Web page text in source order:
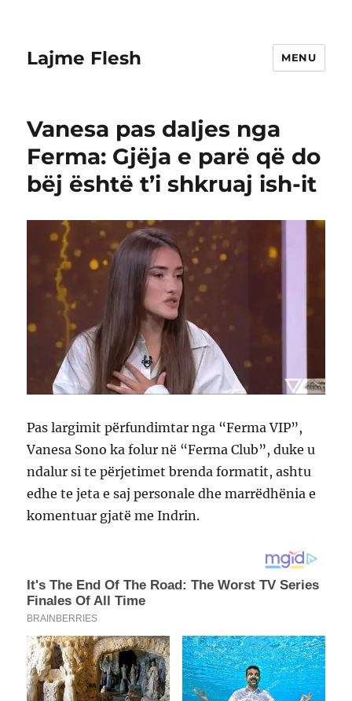
Lajme Flesh MENU
Vanesa pas daIjes nga
Ferma: Gjëja e parë që do
bëj është t’i shkruaj ish-it
Pas largimit përfundimtar nga “Ferma VIP”,
Vanesa Sono ka folur në “Ferma Club”, duke u
ndalur si te përjetimet brenda formatit, ashtu
edhe te jeta e saj personale dhe marrëdhënia e
komentuar gjatë me Indrin.